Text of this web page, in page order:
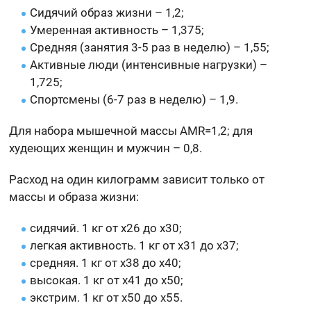
Сидячий образ жизни – 1,2;
Умеренная активность – 1,375;
Средняя (занятия 3-5 раз в неделю) – 1,55;
Активные люди (интенсивные нагрузки) –
1,725;
Спортсмены (6-7 раз в неделю) – 1,9.
Для набора мышечной массы AMR=1,2; для
худеющих женщин и мужчин – 0,8.
Расход на один килограмм зависит только от
массы и образа жизни:
сидячий. 1 кг от x26 до x30;
легкая активность. 1 кг от x31 до x37;
средняя. 1 кг от x38 до x40;
высокая. 1 кг от x41 до x50;
экстрим. 1 кг от x50 до x55.